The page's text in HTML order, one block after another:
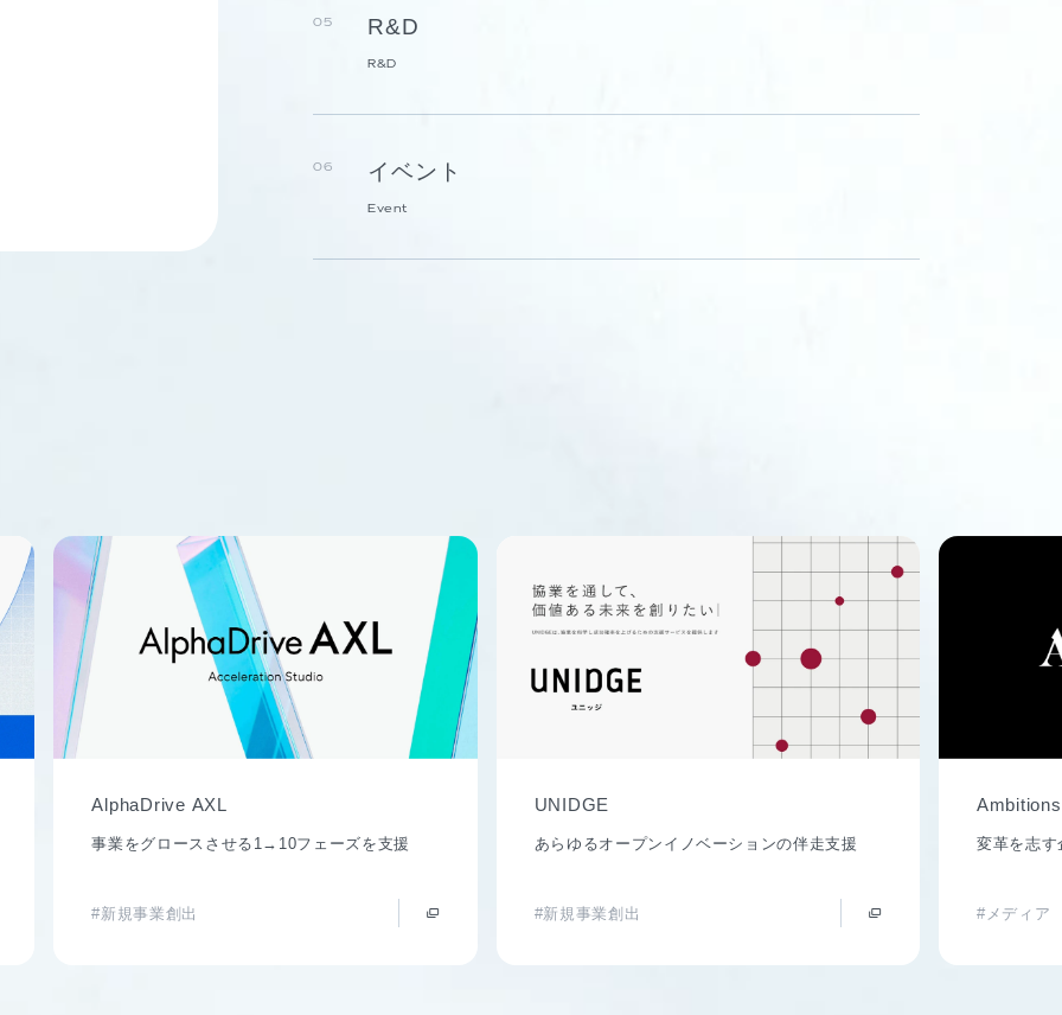
05 R&D
R&D
06 イベント
Event
AlphaDrive AXL
事業をグロースさせる1→10フェーズを支援
#新規事業創出
UNIDGE
あらゆるオープンイノベーションの伴走支援
#新規事業創出
Ambitions
変革を志す
#メディア